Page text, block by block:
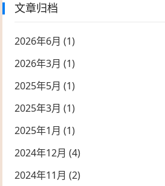
文章归档
2026年6月 (1)
2026年3月 (1)
2025年5月 (1)
2025年3月 (1)
2025年1月 (1)
2024年12月 (4)
2024年11月 (2)